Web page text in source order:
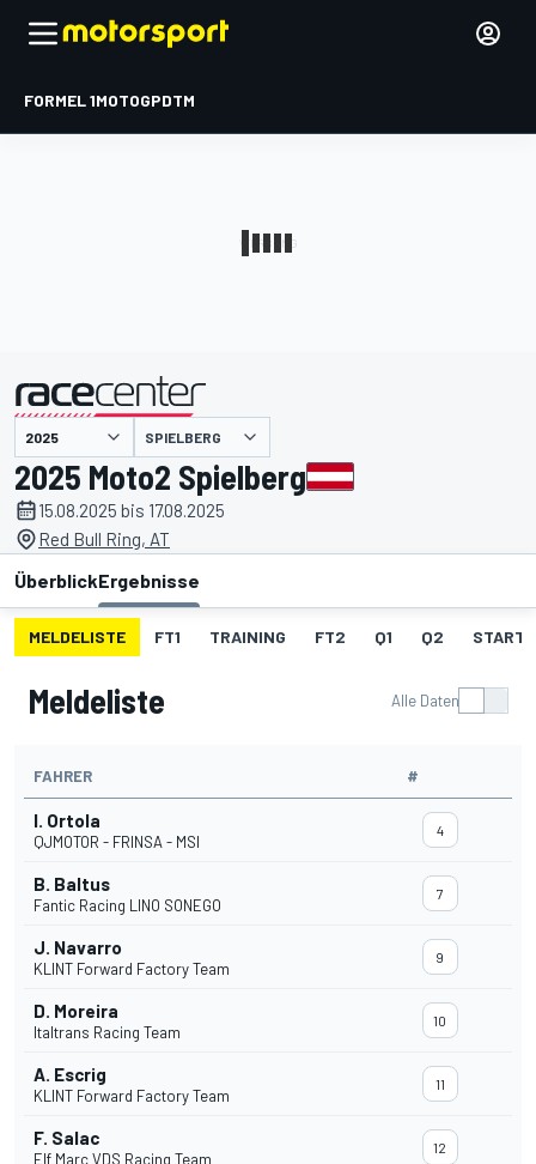
FORMEL 1MOTOGPDTM
SPIELBERG
2025 Moto2 Spielberg
15.08.2025 bis 17.08.2025
Red Bull Ring, AT
ÜberblickErgebnisse
MELDELISTE FT1 TRAINING FT2 Q1 Q2
Meldeliste Alle Daten
FAHRER #
I. Ortola
QJMOTOR - FRINSA - MSI
4
B. Baltus
Fantic Racing LINO SONEGO
7
J. Navarro
KLINT Forward Factory Team
9
D. Moreira
Italtrans Racing Team
10
A. Escrig
KLINT Forward Factory Team
11
F. Salac
Elf Marc VDS Racing Team
12